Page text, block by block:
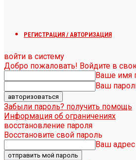
РЕГИСТРАЦИЯ / АВТОРИЗАЦИЯ
войти в систему
Добро пожаловать! Войдите в
Ваше имя
Ваш
Забыли пароль? получить помощь
Информация об ограничениях
восстановление пароля
Восстановите свой пароль
Ваш